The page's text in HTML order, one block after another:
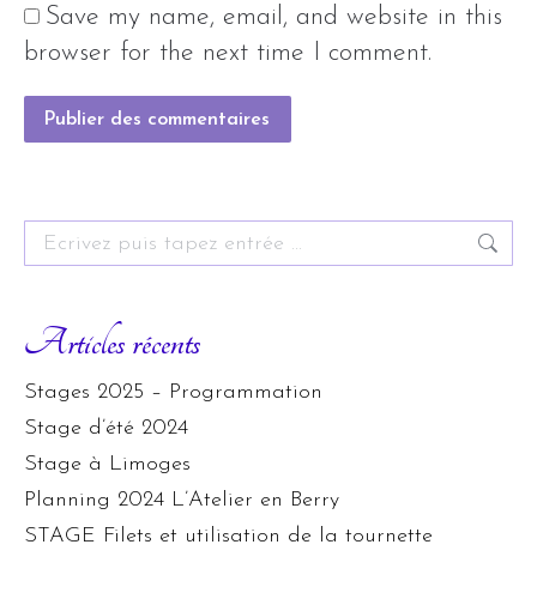
Save my name, email, and website in this
browser for the next time I comment.
Publier des commentaires
Search:
Articles récents
Stages 2025 – Programmation
Stage d’été 2024
Stage à Limoges
Planning 2024 L’Atelier en Berry
STAGE Filets et utilisation de la tournette